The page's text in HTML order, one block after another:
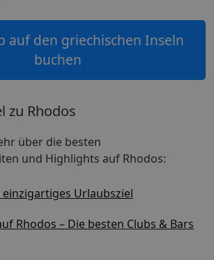
auf den griechischen Inseln
buchen
zu Rhodos
über die besten
und Highlights auf Rhodos:
einzigartiges Urlaubsziel
Rhodos – Die besten Clubs & Bars